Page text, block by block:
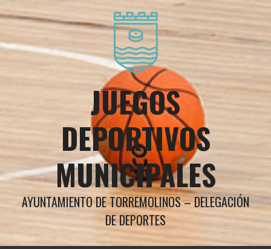
al
JUEGOS
DEPORTIVOS
MUNICIPALES
AYUNTAMIENTO DE TORREMOLINOS – DELEGACIÓN
DE DEPORTES